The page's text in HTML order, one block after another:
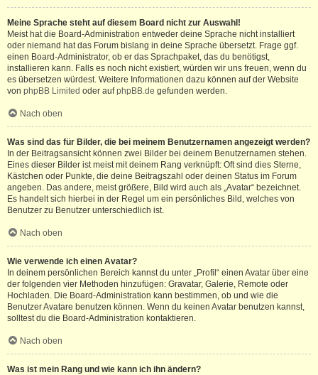
Meine Sprache steht auf diesem Board nicht zur Auswahl!
Meist hat die Board-Administration entweder deine Sprache nicht installiert
oder niemand hat das Forum bislang in deine Sprache übersetzt. Frage ggf.
einen Board-Administrator, ob er das Sprachpaket, das du benötigst,
installieren kann. Falls es noch nicht existiert, würden wir uns freuen, wenn du
es übersetzen würdest. Weitere Informationen dazu können auf der Website
von phpBB Limited oder aufphpBB.de gefunden werden.
Nach oben
Was sind das für Bilder, die bei meinem Benutzernamen angezeigt werden?
In der Beitragsansicht können zwei Bilder bei deinem Benutzernamen stehen.
Eines dieser Bilder ist meist mit deinem Rang verknüpft: Oft sind dies Sterne,
Kästchen oder Punkte, die deine Beitragszahl oder deinen Status im Forum
angeben. Das andere, meist größere, Bild wird auch als „Avatar“ bezeichnet.
Es handelt sich hierbei in der Regel um ein persönliches Bild, welches von
Benutzer zu Benutzer unterschiedlich ist.
Nach oben
Wie verwende ich einen Avatar?
In deinem persönlichen Bereich kannst du unter „Profil“ einen Avatar über eine
der folgenden vier Methoden hinzufügen: Gravatar, Galerie, Remote oder
Hochladen. Die Board-Administration kann bestimmen, ob und wie die
Benutzer Avatare benutzen können. Wenn du keinen Avatar benutzen kannst,
solltest du die Board-Administration kontaktieren.
Nach oben
Was ist mein Rang und wie kann ich ihn ändern?